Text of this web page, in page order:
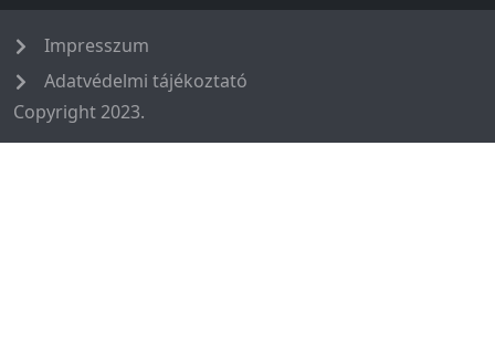
Impresszum
Adatvédelmi tájékoztató
Copyright 2023.